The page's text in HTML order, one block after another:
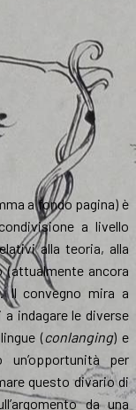
a fondo pagina) è
a livello
alla teoria, alla
(attualmente ancora
. Il convegno mira a
indagare le diverse
(conlanging) e
per
questo divario di
da una